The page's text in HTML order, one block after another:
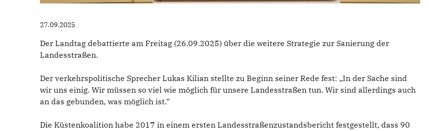
27.09.2025
Der Landtag debattierte am Freitag (26.09.2025) über die weitere Strategie zur Sanierung der
Landesstraßen.
Der verkehrspolitische Sprecher Lukas Kilian stellte zu Beginn seiner Rede fest: „In der Sache sind
wir uns einig. Wir müssen so viel wie möglich für unsere Landesstraßen tun. Wir sind allerdings auch
an das gebunden, was möglich ist.“
Die Küstenkoalition habe 2017 in einem ersten Landesstraßenzustandsbericht festgestellt, dass 90